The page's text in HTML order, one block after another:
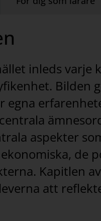
inleds
Bilden
egna
aspekter
de
Kapitlen
att